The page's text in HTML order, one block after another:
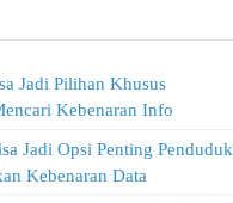
Jadi Pilihan Khusus
Kebenaran Info
Jadi Opsi Penting Penduduk
Kebenaran Data